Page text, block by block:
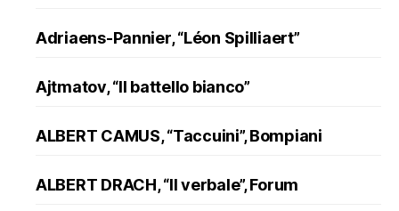
Adriaens-Pannier, “Léon Spilliaert”
Ajtmatov, “Il battello bianco”
ALBERT CAMUS, “Taccuini”, Bompiani
ALBERT DRACH, “Il verbale”, Forum